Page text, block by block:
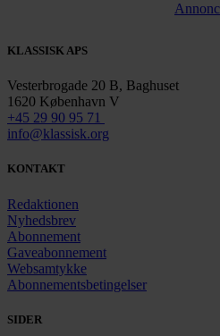
KLASSISK APS
Vesterbrogade 20 B, Baghuset
1620 København V
+45 29 90 95 71
info@klassisk.org
KONTAKT
Redaktionen
Nyhedsbrev
Abonnement
Gaveabonnement
Websamtykke
Abonnementsbetingelser
SIDER